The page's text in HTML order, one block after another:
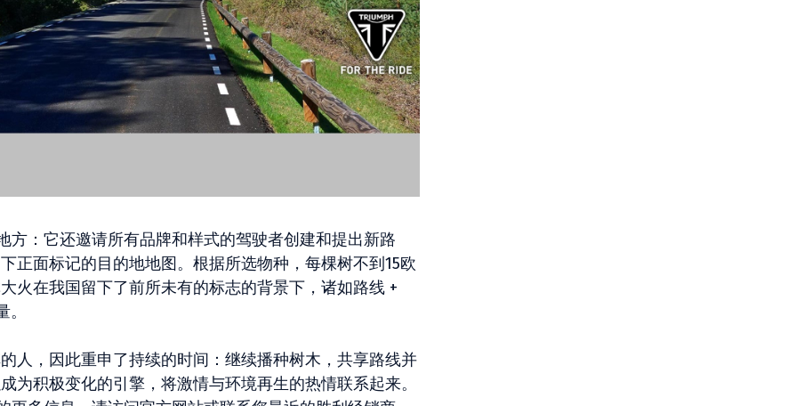
方：它还邀请所有品牌和样式的驾驶者创建和提出新路
正面标记的目的地地图。根据所选物种，每棵树不到15欧
火在我国留下了前所未有的标志的背景下，诸如路线 +
人，因此重申了持续的时间：继续播种树木，共享路线并
为积极变化的引擎，将激情与环境再生的热情联系起来。